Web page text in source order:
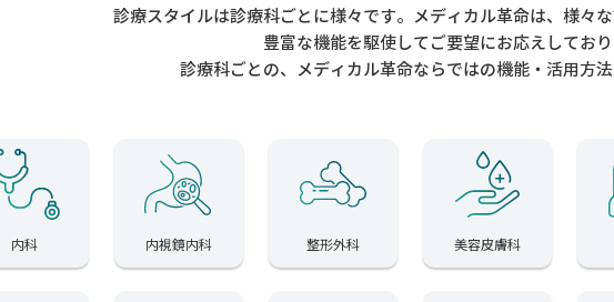
診療スタイルは診療科ごとに様々です。メディカル革命は、様々な
豊富な機能を駆使してご要望にお応えしており
診療科ごとの、メディカル革命ならではの機能・活用方法
内科 内視鏡内科 整形外科 美容皮膚科